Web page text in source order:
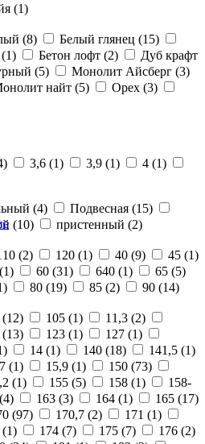
(1)
(8) Белый глянец (15)
1) Бетон лофт (2)
Дуб крафт
(5) Монолит Айсберг (3)
найт (5) Орех (3)
) 3,6 (1) 3,9 (1) 4 (1)
(4) Подвесная (15)
(10) пристенный (2)
(2) 120 (1) 40 (9) 45 (1)
1) 60 (31) 640 (1) 65 (5)
) 80 (19) 85 (2) 90 (14)
(12) 105 (1) 11,3 (2)
(13) 123 (1) 127 (1)
) 14 (1) 140 (18) 141,5 (1)
(1) 15,9 (1) 150 (73)
(1) 155 (5) 158 (1)
158-
4) 163 (3) 164 (1) 165 (17)
(97) 170,7 (2) 171 (1)
(1) 174 (7) 175 (7) 176 (2)